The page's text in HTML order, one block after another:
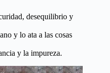
desequilibrio y
y lo ata a las cosas
y la impureza.